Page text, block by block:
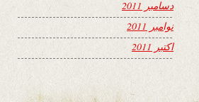
دسامبر 2011
نوامبر 2011
اکتبر 2011